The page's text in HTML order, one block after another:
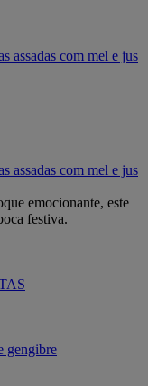
assadas com mel e jus
assadas com mel e jus
emocionante, este
festiva.
gengibre